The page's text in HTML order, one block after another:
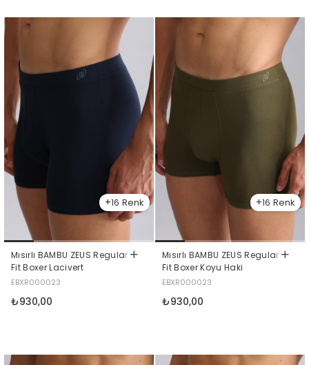
16
Mısırlı BAMBU ZEUS Regular
Fit Boxer Lacivert
EBXR000023
₺930,00
16
Mısırlı BAMBU ZEUS Regular
Fit Boxer Koyu Haki
EBXR000023
₺930,00